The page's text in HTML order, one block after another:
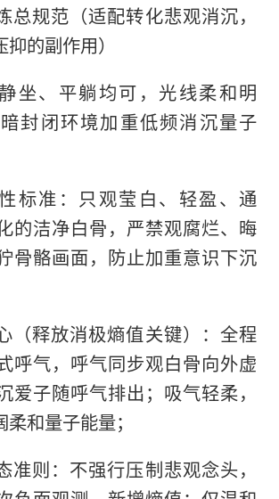
总规范（适配转化悲观消沉，
的副作用）
坐、平躺均可，光线柔和明
封闭环境加重低频消沉量子
标准：只观莹白、轻盈、通
的洁净白骨，严禁观腐烂、晦
骨骼画面，防止加重意识下沉
（释放消极熵值关键）：全程
呼气，呼气同步观白骨向外虚
爱子随呼气排出；吸气轻柔，
和量子能量；
准则：不强行压制悲观念头，